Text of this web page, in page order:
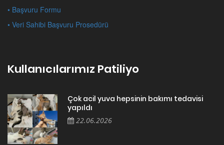
• Başvuru Formu
• Veri Sahibi Başvuru Prosedürü
Kullanıcılarımız Patiliyo
Çok acil yuva hepsinin bakımı tedavisi
yapıldı
22.06.2026